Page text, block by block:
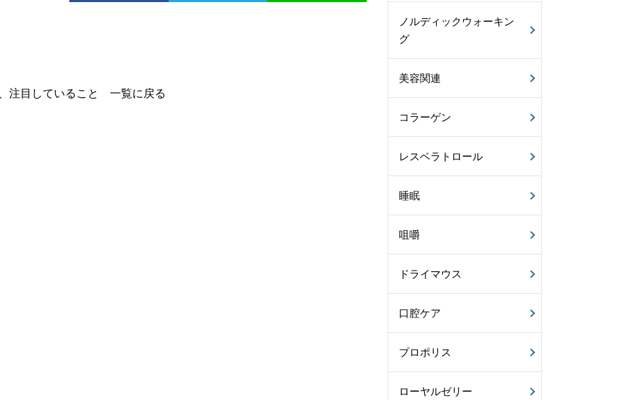
注目していること 一覧に戻る
ノルディックウォーキン
グ
美容関連
コラーゲン
レスベラトロール
睡眠
咀嚼
ドライマウス
口腔ケア
プロポリス
ローヤルゼリー